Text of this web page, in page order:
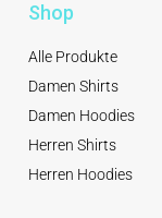
Shop
Alle Produkte
Damen Shirts
Damen Hoodies
Herren Shirts
Herren Hoodies